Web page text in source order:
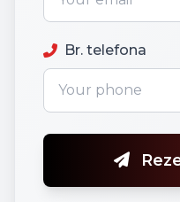
Br. telefona